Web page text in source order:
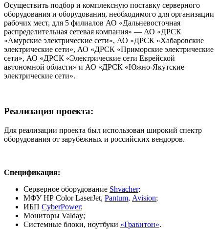
Осуществить подбор и комплексную поставку серверного
оборудования и оборудования, необходимого для организации
рабочих мест, для 5 филиалов АО «Дальневосточная
распределительная сетевая компания» — АО «ДРСК
«Амурские электрические сети», АО «ДРСК «Хабаровские
электрические сети», АО «ДРСК «Приморские электрические
сети», АО «ДРСК «Электрические сети Еврейской
автономной области» и АО «ДРСК «Южно-Якутские
электрические сети».
Реализация проекта:
Для реализации проекта был использован широкий спектр
оборудования от зарубежных и российских вендоров.
Спецификация:
Серверное оборудование Shvacher;
МФУ HP Color LaserJet, Pantum, Avision;
ИБП CyberPower;
Мониторы Valday;
Системные блоки, ноутбуки «Гравитон».